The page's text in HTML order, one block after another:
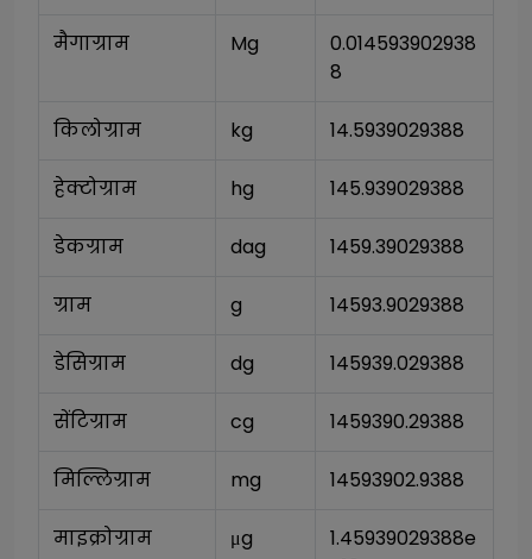
मैगाग्राम Mg
0.014593902938
8
किलोग्राम kg 14.5939029388
हेक्टोग्राम hg 145.939029388
डेकग्राम dag 1459.39029388
ग्राम g 14593.9029388
डेसिग्राम dg 145939.029388
सेंटिग्राम cg 1459390.29388
मिल्लिग्राम mg 14593902.9388
माइक्रोग्राम μg
1.45939029388e